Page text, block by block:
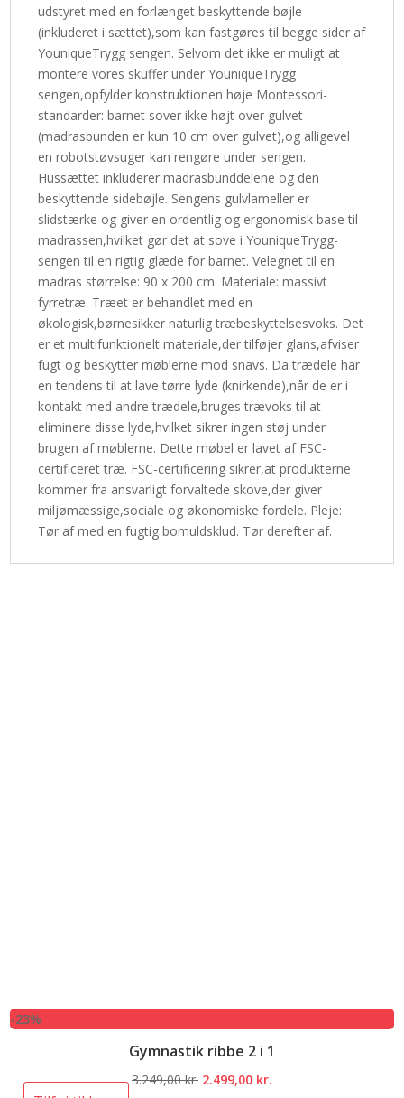
udstyret med en forlænget beskyttende bøjle
(inkluderet i sættet),som kan fastgøres til begge sider af
YouniqueTrygg sengen. Selvom det ikke er muligt at
montere vores skuffer under YouniqueTrygg
sengen,opfylder konstruktionen høje Montessori-
standarder: barnet sover ikke højt over gulvet
(madrasbunden er kun 10 cm over gulvet),og alligevel
en robotstøvsuger kan rengøre under sengen.
Hussættet inkluderer madrasbunddelene og den
beskyttende sidebøjle. Sengens gulvlameller er
slidstærke og giver en ordentlig og ergonomisk base til
madrassen,hvilket gør det at sove i YouniqueTrygg-
sengen til en rigtig glæde for barnet. Velegnet til en
madras størrelse: 90 x 200 cm. Materiale: massivt
fyrretræ. Træet er behandlet med en
økologisk,børnesikker naturlig træbeskyttelsesvoks. Det
er et multifunktionelt materiale,der tilføjer glans,afviser
fugt og beskytter møblerne mod snavs. Da trædele har
en tendens til at lave tørre lyde (knirkende),når de er i
kontakt med andre trædele,bruges trævoks til at
eliminere disse lyde,hvilket sikrer ingen støj under
brugen af møblerne. Dette møbel er lavet af FSC-
certificeret træ. FSC-certificering sikrer,at produkterne
kommer fra ansvarligt forvaltede skove,der giver
miljømæssige,sociale og økonomiske fordele. Pleje:
Tør af med en fugtig bomuldsklud. Tør derefter af.
-23%
Gymnastik ribbe 2 i 1
3.249,00kr. Den
2.499,00 kr.